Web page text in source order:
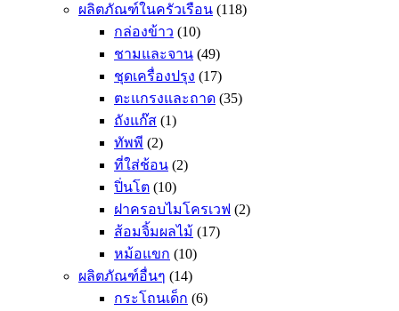
ผลิตภัณฑ์ในครัวเรือน (118)
กล่องข้าว (10)
ชามและจาน (49)
ชุดเครื่องปรุง (17)
ตะแกรงและถาด (35)
ถังแก๊ส (1)
ทัพพี (2)
ที่ใส่ช้อน (2)
ปิ่นโต (10)
ฝาครอบไมโครเวฟ (2)
ส้อมจิ้มผลไม้ (17)
หม้อแขก (10)
ผลิตภัณฑ์อื่นๆ (14)
กระโถนเด็ก (6)